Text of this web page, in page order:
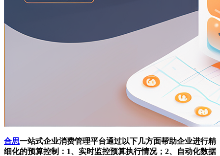
合思一站式企业消费管理平台通过以下几方面帮助企业进行精
细化的预算控制：1、实时监控预算执行情况；2、自动化数据